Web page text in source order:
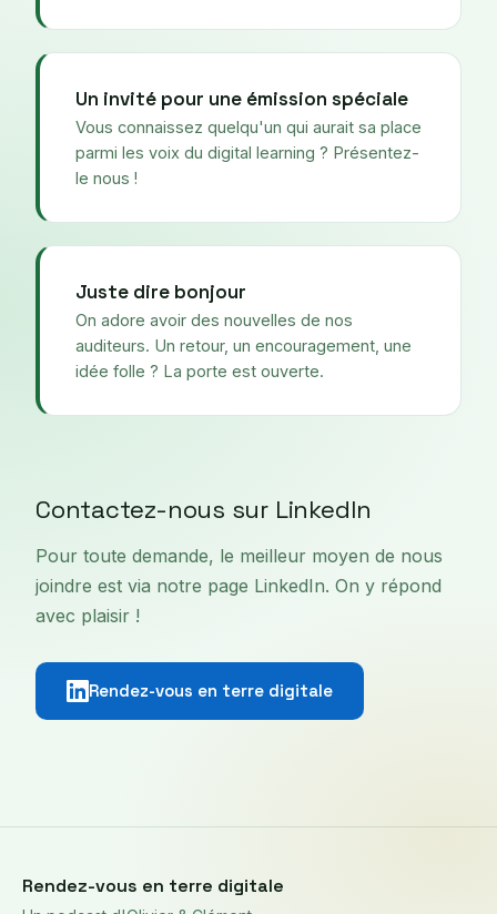
Un invité pour une émission spéciale
Vous connaissez quelqu'un qui aurait sa place
parmi les voix du digital learning ? Présentez-
le nous !
Juste dire bonjour
On adore avoir des nouvelles de nos
auditeurs. Un retour, un encouragement, une
idée folle ? La porte est ouverte.
Contactez-nous sur LinkedIn
Pour toute demande, le meilleur moyen de nous
joindre est via notre page LinkedIn. On y répond
avec plaisir !
Rendez-vous en terre digitale
Rendez-vous en terre digitale